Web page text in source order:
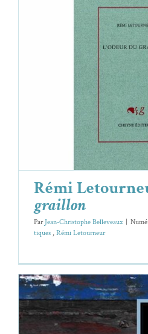
Rémi Letourneur,
Rémi
Rémi
graillon
Par Jean-Christophe Belleveaux |
tiques , Rémi Letourneur